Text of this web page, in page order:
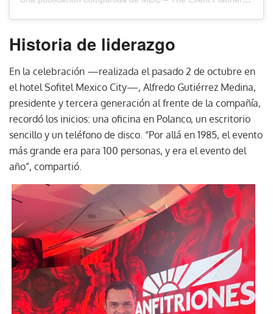
Historia de liderazgo
En la celebración —realizada el pasado 2 de octubre en
el hotel Sofitel Mexico City—, Alfredo Gutiérrez Medina,
presidente y tercera generación al frente de la compañía,
recordó los inicios: una oficina en Polanco, un escritorio
sencillo y un teléfono de disco. “Por allá en 1985, el evento
más grande era para 100 personas, y era el evento del
año”, compartió.